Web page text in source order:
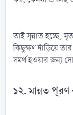
তাই সুন্নাত হচ্ছে,
কিছুক্ষণ দাঁড়িয়ে
সমর্থ হওয়ার জন্য
১২. মান্নত পূরণ